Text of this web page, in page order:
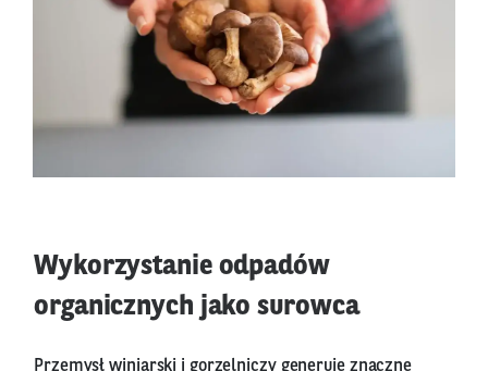
Wykorzystanie odpadów
organicznych jako surowca
Przemysł winiarski i gorzelniczy generuje znaczne